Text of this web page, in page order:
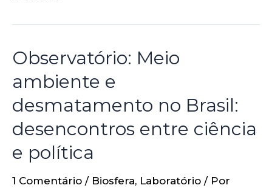
Observatório: Meio
ambiente e
desmatamento no Brasil:
desencontros entre ciência
e política
1 Comentário / Biosfera, Laboratório / Por